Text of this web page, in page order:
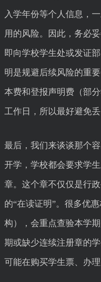
入学年份等个人信息，
用的风险。因此，务必
即向学校学生处或发证
明是规避后续风险的重
本费和登报声明费（部
工作日，所以最好避免丢
最后，我们来谈谈那个
开学，学校都会要求学
章。这个章不仅仅是行
的“在读证明”。很多优
构），会重点查验本学
期或缺少连续注册章的
可能在购买学生票、办